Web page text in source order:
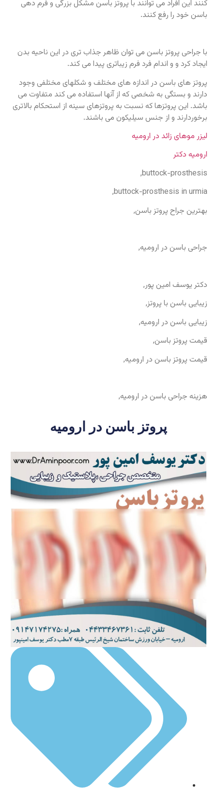
کنند این افراد می توانند با پروتز باسن مشکل بزرگی و فرم دهی
باسن خود را رفع کنند.
با جراحی پروتز باسن می توان ظاهر جذاب تری در این ناحیه بدن
ایجاد کرد و و اندام فرد فرم زیباتری پیدا می کند.
پروتز های باسن در اندازه های مختلف و شکلهای مختلفی وجود
دارند و بستگی به شخصی که از آنها استفاده می کند متفاوت می
باشد. این پروتزها که نسبت به پروتزهای سینه از استحکام بالاتری
برخوردارند و از جنس سیلیکون می باشند.
لیزر موهای زائد در ارومیه
ارومیه دکتر
buttock-prosthesis,
buttock-prosthesis in urmia,
بهترین جراح پروتز باسن,
جراحی باسن در ارومیه,
دکتر یوسف امین پور,
زیبایی باسن با پروتز,
زیبایی باسن در ارومیه,
قیمت پروتز باسن,
قیمت پروتز باسن در ارومیه,
هزینه جراحی باسن در ارومیه,
پروتز باسن در ارومیه